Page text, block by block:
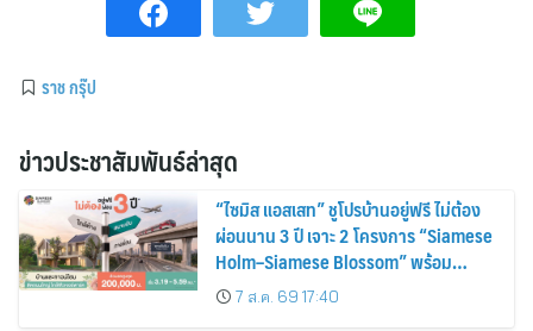
ราช กรุ๊ป
ข่าวประชาสัมพันธ์ล่าสุด
“ไซมิส แอสเสท” ชูโปรบ้านอยู่ฟรี ไม่ต้อง
ผ่อนนาน 3 ปี เจาะ 2 โครงการ “Siamese
Holm–Siamese Blossom” พร้อม
ส่วนลดและสิทธิพิเศษถึง 31 สิงหาคม
2569
7 ส.ค. 69 17:40